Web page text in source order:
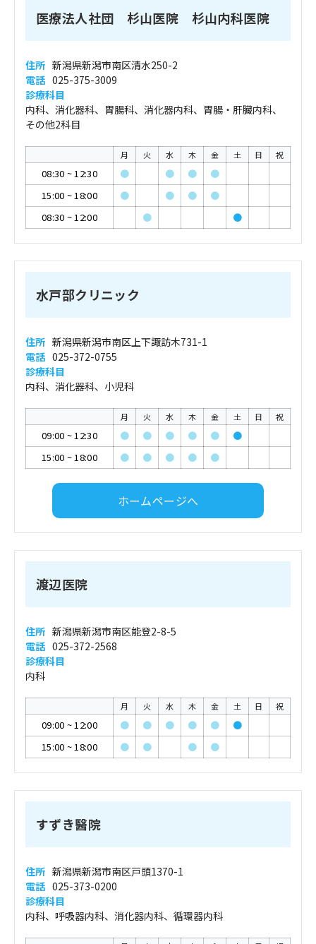
医療法人社団 杉山医院 杉山内科医院
住所 新潟県新潟市南区清水250-2
電話 025-375-3009
診療科目
内科、消化器科、胃腸科、消化器内科、胃腸・肝臓内科、
その他2科目
月 火 水 木 金 土 日 祝
08:30 ~12:30 ● ● ●
●
15:00 ~18:00 ● ● ●
●
08:30 ~12:00 ● ●
水戸部クリニック
住所 新潟県新潟市南区上下諏訪木731-1
電話 025-372-0755
診療科目
内科、消化器科、小児科
月 火 水 木 金 土 日 祝
09:00 ~12:30 ● ● ● ● ●
●
15:00 ~18:00 ● ● ● ● ●
ホームページへ
渡辺医院
住所 新潟県新潟市南区能登2-8-5
電話 025-372-2568
診療科目
内科
月 火 水 木 金 土 日 祝
09:00 ~12:00 ● ● ● ● ●
●
15:00 ~18:00 ● ● ● ●
すずき醫院
住所 新潟県新潟市南区戸頭1370-1
電話 025-373-0200
診療科目
内科、呼吸器内科、消化器内科、循環器内科